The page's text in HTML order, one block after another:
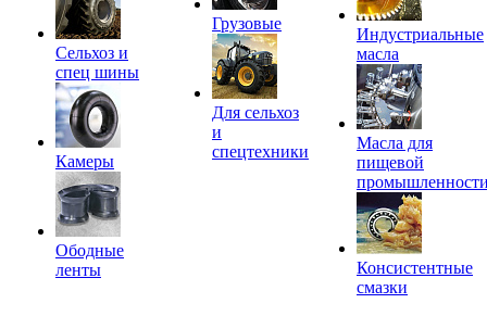
Сельхоз и
спец шины
Камеры
Ободные
ленты
Грузовые
Для сельхоз
и
спецтехники
Индустриальные
масла
Масла для
пищевой
Консистентные
смазки